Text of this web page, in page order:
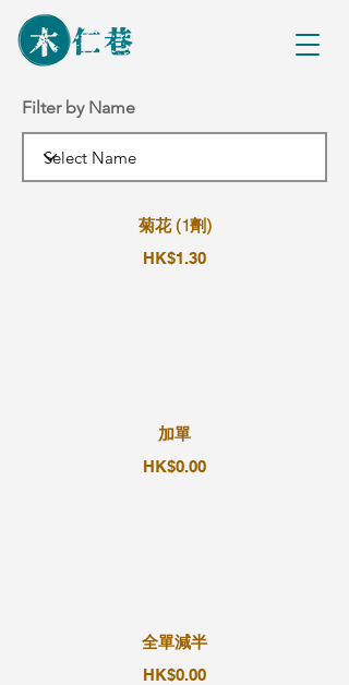
Filter by Name
菊花 (1劑)
HK$1.30
加單
HK$0.00
全單減半
HK$0.00